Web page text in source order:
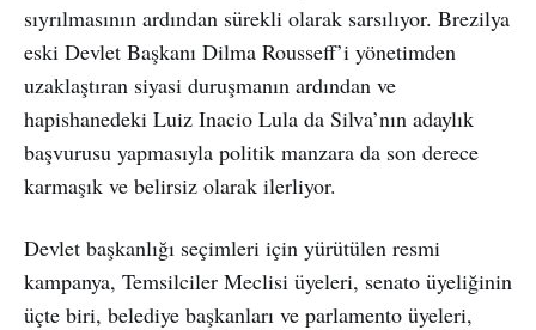
sıyrılmasının ardından sürekli olarak sarsılıyor. Brezilya
eski Devlet Başkanı Dilma Rousseff’i yönetimden
uzaklaştıran siyasi duruşmanın ardından ve
hapishanedeki Luiz Inacio Lula da Silva’nın adaylık
başvurusu yapmasıyla politik manzara da son derece
karmaşık ve belirsiz olarak ilerliyor.
Devlet başkanlığı seçimleri için yürütülen resmi
kampanya, Temsilciler Meclisi üyeleri, senato üyeliğinin
üçte biri, belediye başkanları ve parlamento üyeleri,